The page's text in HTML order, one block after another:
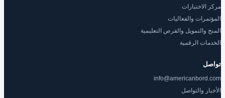
مركز الاختبارات
المؤتمرات والفعاليات
المنح والتمويل والفرص التعليمية
الخدمات الرقمية
تواصل
info@americanbord.com
الأخبار والتواصل